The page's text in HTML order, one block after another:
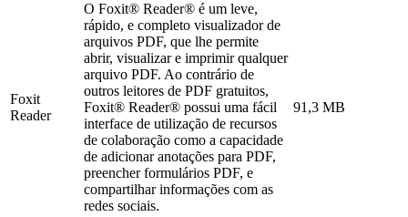
Foxit
Reader
O Foxit® Reader® é um leve,
rápido, e completo visualizador de
arquivos PDF, que lhe permite
abrir, visualizar e imprimir qualquer
arquivo PDF. Ao contrário de
outros leitores de PDF gratuitos,
Foxit® Reader® possui uma fácil
interface de utilização de recursos
de colaboração como a capacidade
de adicionar anotações para PDF,
preencher formulários PDF, e
compartilhar informações com as
redes sociais.
91,3 MB